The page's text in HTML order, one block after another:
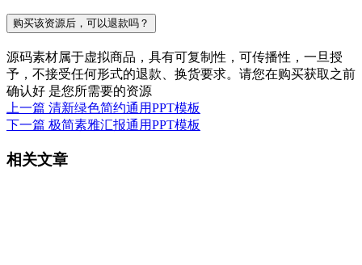
购买该资源后，可以退款吗？
源码素材属于虚拟商品，具有可复制性，可传播性，一旦授
予，不接受任何形式的退款、换货要求。请您在购买获取之前
确认好 是您所需要的资源
上一篇 清新绿色简约通用PPT模板
下一篇 极简素雅汇报通用PPT模板
相关文章